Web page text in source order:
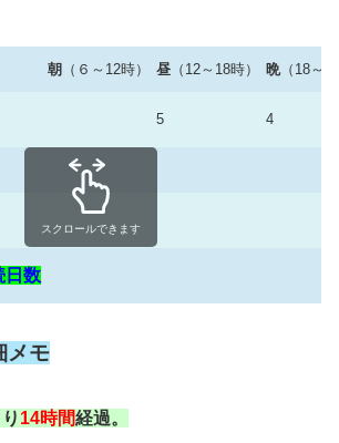
朝 （６～12時） 昼 （12～18時） 晩（18～
5 4
日数
スクロールできます
メモ
14時間経過。